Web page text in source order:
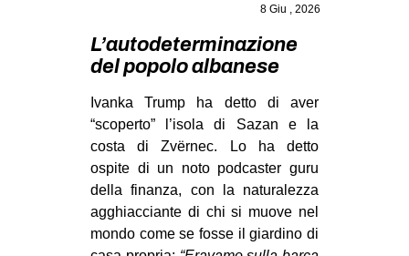
STUDENTI TSUNAMI
ZAM
MILANO
MOBILITAZIONI
SPAZI
SPORT POPOLARE
8 Giu , 2026
L’autodeterminazione
del popolo albanese
Ivanka Trump ha detto di aver
“scoperto” l’isola di Sazan e la
costa di Zvërnec. Lo ha detto
ospite di un noto podcaster guru
della finanza, con la naturalezza
agghiacciante di chi si muove nel
mondo come se fosse il giardino di